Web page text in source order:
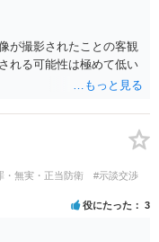
が撮影されたことの客観
れる可能性は極めて低い
・無実・正当防衛
#示談交渉
役にたった 3